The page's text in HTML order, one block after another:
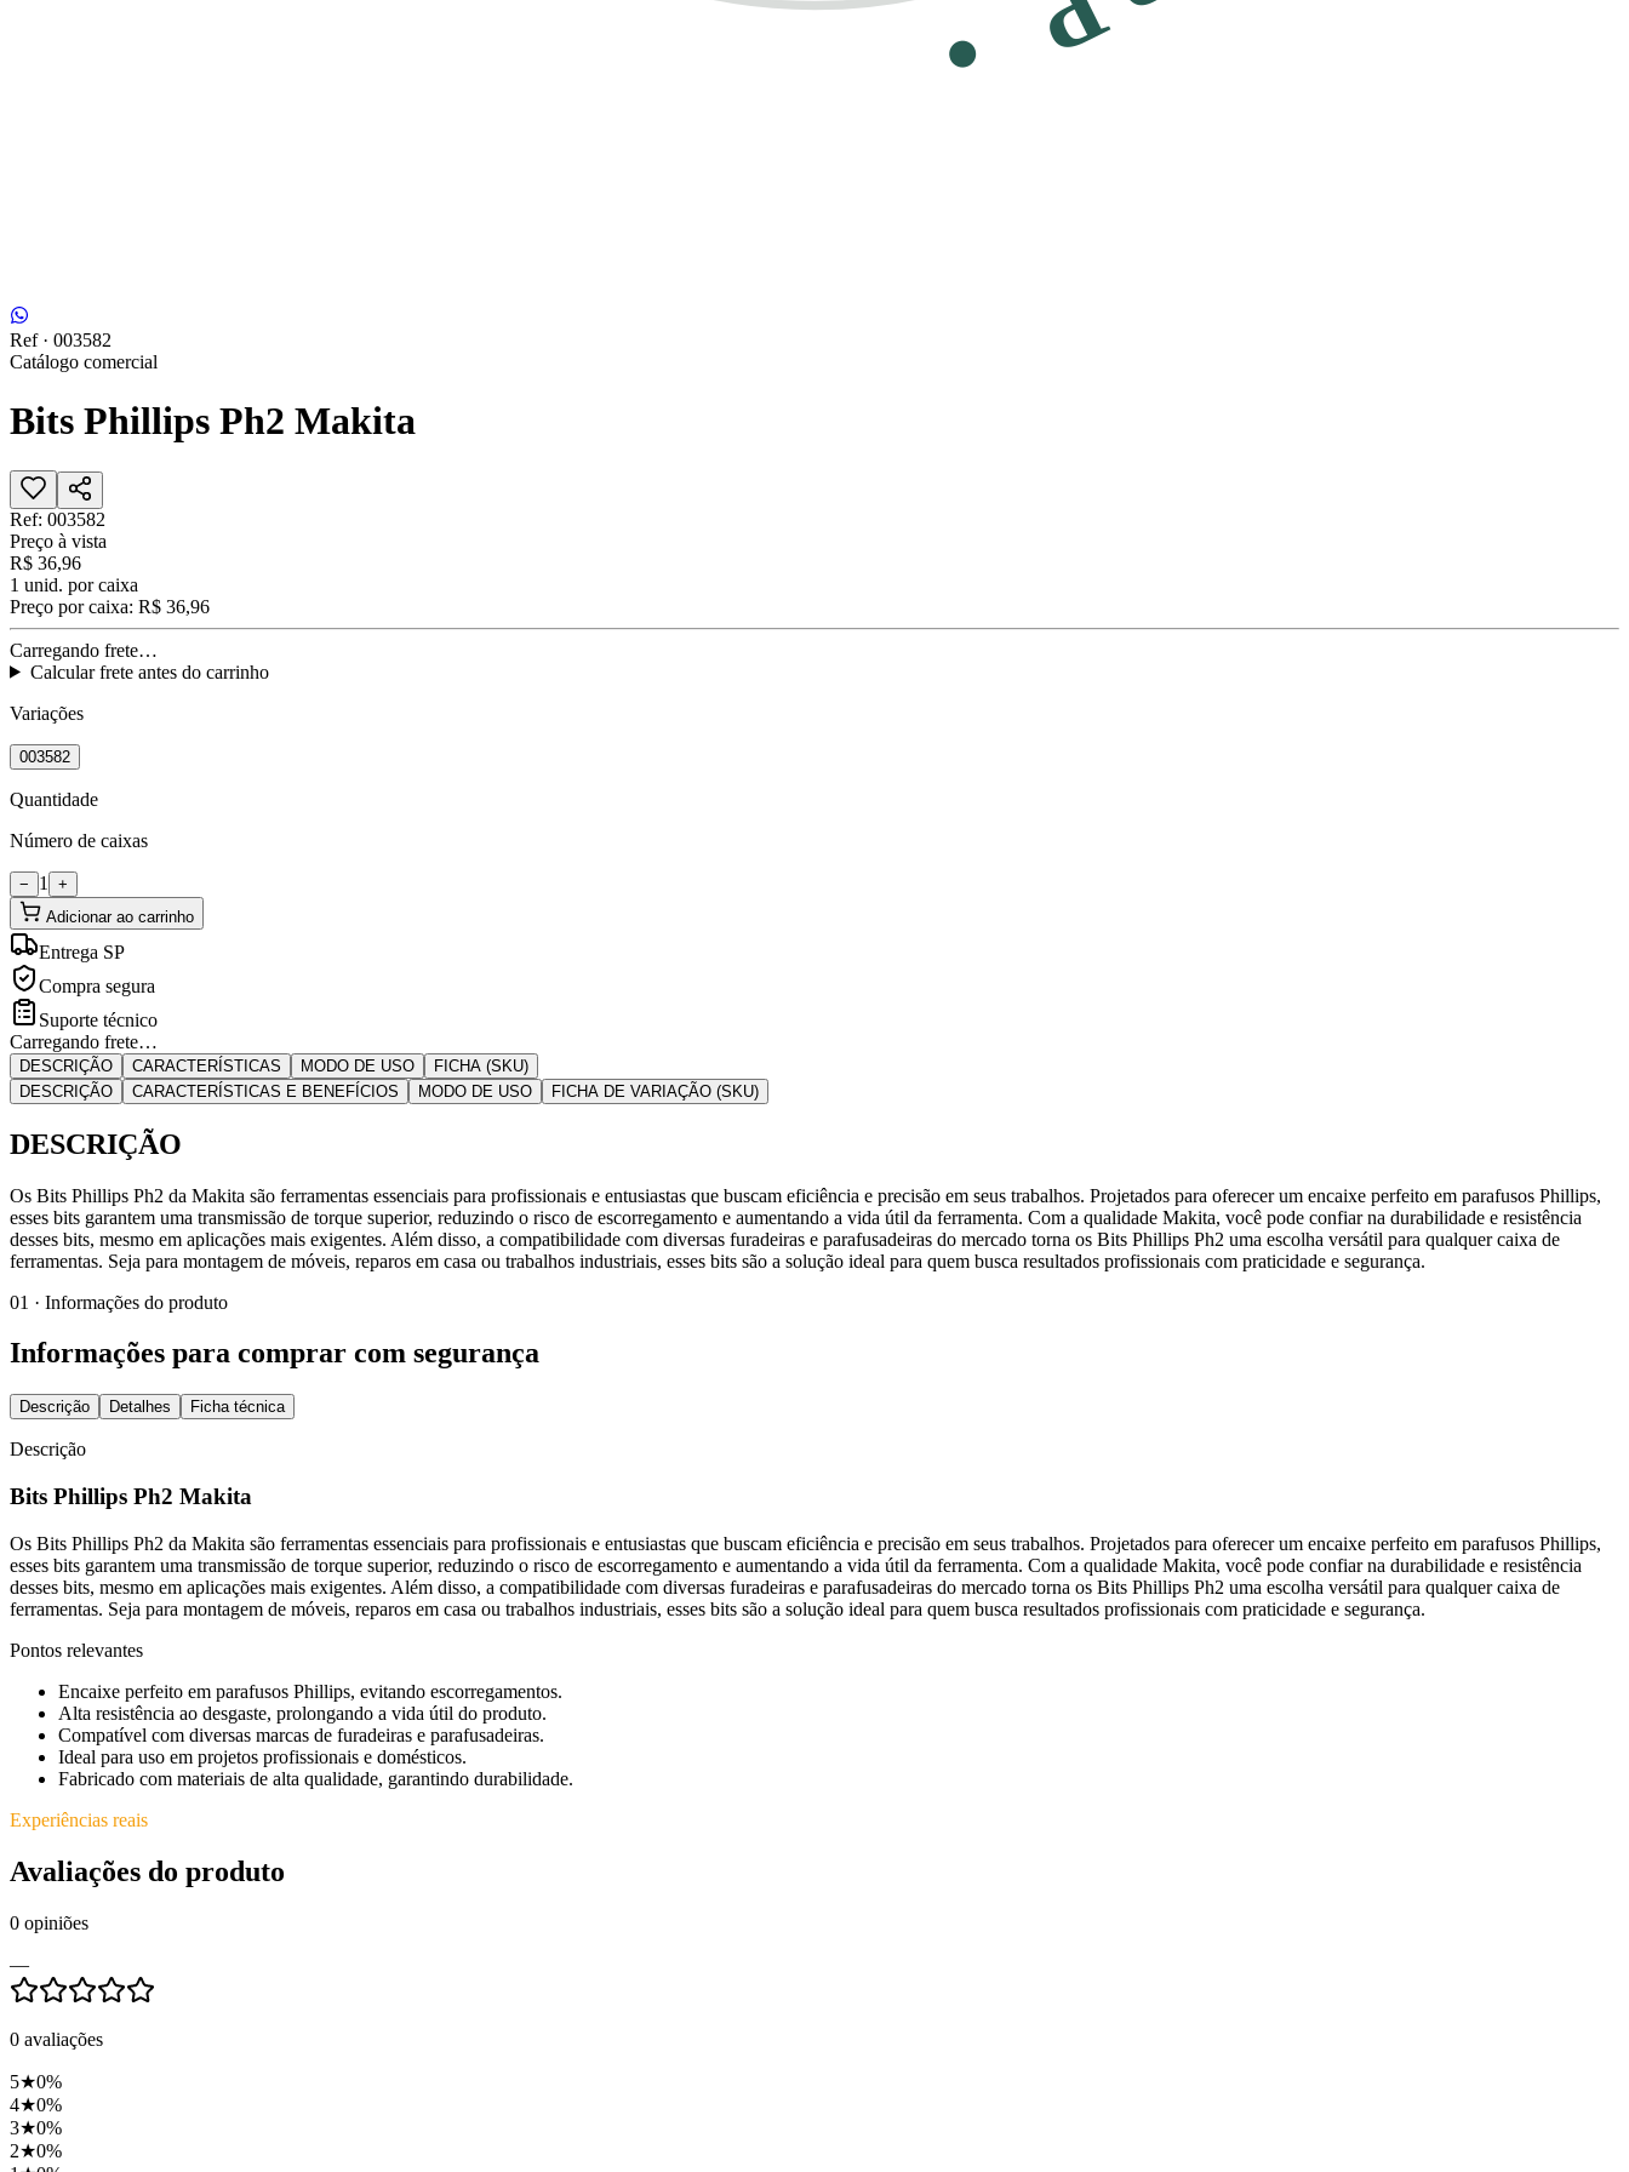
Ref · 003582
Catálogo comercial
Bits Phillips Ph2 Makita
Ref: 003582
Preço à vista
R$ 36,96
1 unid. por caixa
Preço por caixa: R$ 36,96
Carregando frete…
Calcular frete antes do carrinho
Variações
003582
Quantidade
Número de caixas
− 1
+
Adicionar ao carrinho
Entrega SP
Compra segura
Suporte técnico
Carregando frete…
DESCRIÇÃO CARACTERÍSTICAS MODO DE USO
FICHA (SKU)
DESCRIÇÃO
CARACTERÍSTICAS E BENEFÍCIOS MODO DE USO FICHA DE VARIAÇÃO (SKU)
DESCRIÇÃO
Os Bits Phillips Ph2 da Makita são ferramentas essenciais para profissionais e entusiastas que buscam eficiência e precisão em seus trabalhos. Projetados para oferecer um encaixe perfeito em parafusos Phillips,
esses bits garantem uma transmissão de torque superior, reduzindo o risco de escorregamento e aumentando a vida útil da ferramenta. Com a qualidade Makita, você pode confiar na durabilidade e resistência
desses bits, mesmo em aplicações mais exigentes. Além disso, a compatibilidade com diversas furadeiras e parafusadeiras do mercado torna os Bits Phillips Ph2 uma escolha versátil para qualquer caixa de
ferramentas. Seja para montagem de móveis, reparos em casa ou trabalhos industriais, esses bits são a solução ideal para quem busca resultados profissionais com praticidade e segurança.
01 · Informações do produto
Informações para comprar com segurança
Descrição Detalhes Ficha técnica
Descrição
Bits Phillips Ph2 Makita
Os Bits Phillips Ph2 da Makita são ferramentas essenciais para profissionais e entusiastas que buscam eficiência e precisão em seus trabalhos. Projetados para oferecer um encaixe perfeito em parafusos Phillips,
esses bits garantem uma transmissão de torque superior, reduzindo o risco de escorregamento e aumentando a vida útil da ferramenta. Com a qualidade Makita, você pode confiar na durabilidade e resistência
desses bits, mesmo em aplicações mais exigentes. Além disso, a compatibilidade com diversas furadeiras e parafusadeiras do mercado torna os Bits Phillips Ph2 uma escolha versátil para qualquer caixa de
ferramentas. Seja para montagem de móveis, reparos em casa ou trabalhos industriais, esses bits são a solução ideal para quem busca resultados profissionais com praticidade e segurança.
Pontos relevantes
Encaixe perfeito em parafusos Phillips, evitando escorregamentos.
Alta resistência ao desgaste, prolongando a vida útil do produto.
Compatível com diversas marcas de furadeiras e parafusadeiras.
Ideal para uso em projetos profissionais e domésticos.
Fabricado com materiais de alta qualidade, garantindo durabilidade.
Experiências reais
Avaliações do produto
0 opiniões
—
0 avaliações
5★0%
4★0%
3★0%
2★0%